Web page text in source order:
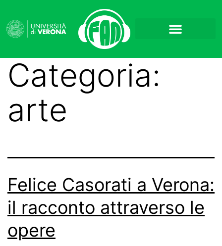
Categoria:
arte
Felice Casorati a Verona:
il racconto attraverso le
opere